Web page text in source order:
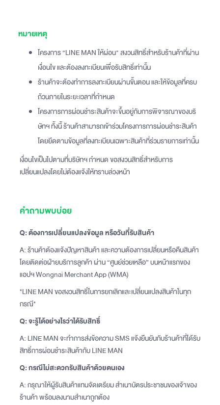
‍หมายเหตุ
โครงการ “LINE MAN ให้ผ่อน" สงวนสิทธิ์สำหรับร้านค้าที่ผ่าน
เงื่อนไข และต้องลงทะเบียนเพื่อรับสิทธิ์เท่านั้น
ร้านค้าจะต้องทำการลงทะเบียนผ่านขั้นตอน และให้ข้อมูลที่ครบ
ถ้วนภายในระยะเวลาที่กำหนด
โครงการการผ่อนชำระสินค้าจะขึ้นอยู่กับการพิจารณาของบริ
ษัทฯ ทั้งนี้ ร้านค้าสามารถเข้าร่วมโครงการการผ่อนชำระสินค้า
โดยยึดตามข้อมูลที่ลงทะเบียนเฉพาะสินค้าที่ร่วมรายการเท่านั้น
เงื่อนไขเป็นไปตามที่บริษัทฯ กำหนด ขอสงวนสิทธิ์สำหรับการ
เปลี่ยนแปลงโดยไม่ต้องแจ้งให้ทราบล่วงหน้า
คำถามพบบ่อย
Q: ต้องการเปลี่ยนแปลงข้อมูล หรือวันที่รับสินค้า
A: ร้านค้าต้องแจ้งปัญหาสินค้า และความต้องการเปลี่ยนหรือคืนสินค้า
โดยติดต่อฝ่ายบริการลูกค้า ผ่าน “ศูนย์ช่วยเหลือ” บนหน้าแรกของ
แอปฯ Wongnai Merchant App (WMA)
*LINE MAN ขอสงวนสิทธิ์ในการยกเลิกและเปลี่ยนแปลงสินค้าในทุก
กรณี*
Q: จะรู้ได้อย่างไรว่าได้รับสิทธิ์
A: LINE MAN จะทำการส่งข้อความ SMS แจ้งยืนยันกับร้านค้าที่ได้รับ
สิทธิ์การผ่อนชำระสินค้ากับ LINE MAN
Q: กรณีไม่สะดวกรับสินค้าด้วยตนเอง
A: กรุณาให้ผู้รับสินค้าแทนจัดเตรียม สำเนาบัตรประชาชนของเจ้าของ
ร้านค้า พร้อมลงนามสำเนาถูกต้อง